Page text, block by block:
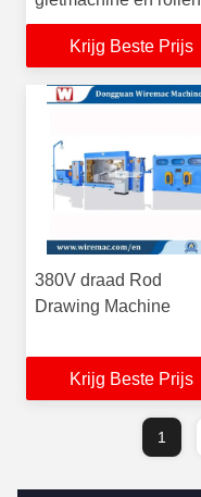
Krijg Beste Prijs
380V draad Rod
Drawing Machine
Krijg Beste Prijs
1